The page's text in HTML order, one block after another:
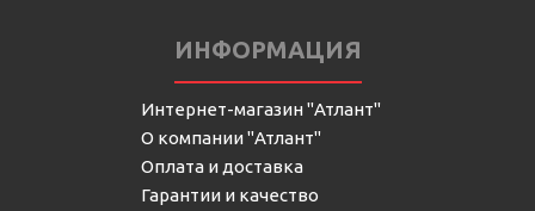
ИНФОРМАЦИЯ
Интернет-магазин "Атлант"
О компании "Атлант"
Оплата и доставка
Гарантии и качество